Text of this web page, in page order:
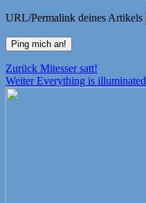
URL/Permalink deines Artikels
Beitragsnavigation
Zurück Vorheriger
Beitrag:
Mitesser satt!
Weiter Nächster
Everything is illuminated